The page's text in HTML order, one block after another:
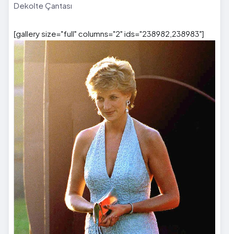
Dekolte Çantası
[gallery size="full" columns="2" ids="238982,238983"]